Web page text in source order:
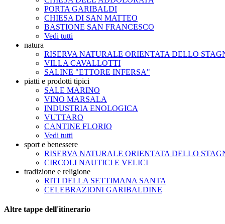
PORTA GARIBALDI
CHIESA DI SAN MATTEO
BASTIONE SAN FRANCESCO
Vedi tutti
natura
RISERVA NATURALE ORIENTATA DELLO
VILLA CAVALLOTTI
SALINE "ETTORE INFERSA"
piatti e prodotti tipici
SALE MARINO
VINO MARSALA
INDUSTRIA ENOLOGICA
VUTTARO
CANTINE FLORIO
Vedi tutti
sport e benessere
RISERVA NATURALE ORIENTATA DELLO
CIRCOLI NAUTICI E VELICI
tradizione e religione
RITI DELLA SETTIMANA SANTA
CELEBRAZIONI GARIBALDINE
Altre tappe dell'itinerario